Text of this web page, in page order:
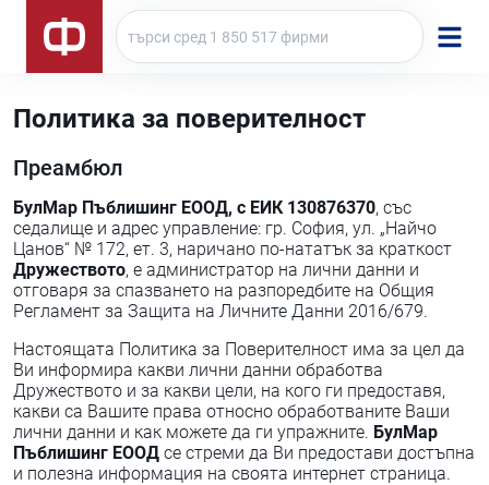
Политика за поверителност
Преамбюл
БулМар Пъблишинг ЕООД, с ЕИК 130876370, със
седалище и адрес управление: гр. София, ул. „Найчо
Цанов“ № 172, ет. 3, наричано по-нататък за краткост
Дружеството, е администратор на лични данни и
отговаря за спазването на разпоредбите на Общия
Регламент за Защита на Личните Данни 2016/679.
Настоящата Политика за Поверителност има за цел да
Ви информира какви лични данни обработва
Дружеството и за какви цели, на кого ги предоставя,
какви са Вашите права относно обработваните Ваши
лични данни и как можете да ги упражните. БулМар
Пъблишинг ЕООД се стреми да Ви предостави достъпна
и полезна информация на своята интернет страница.